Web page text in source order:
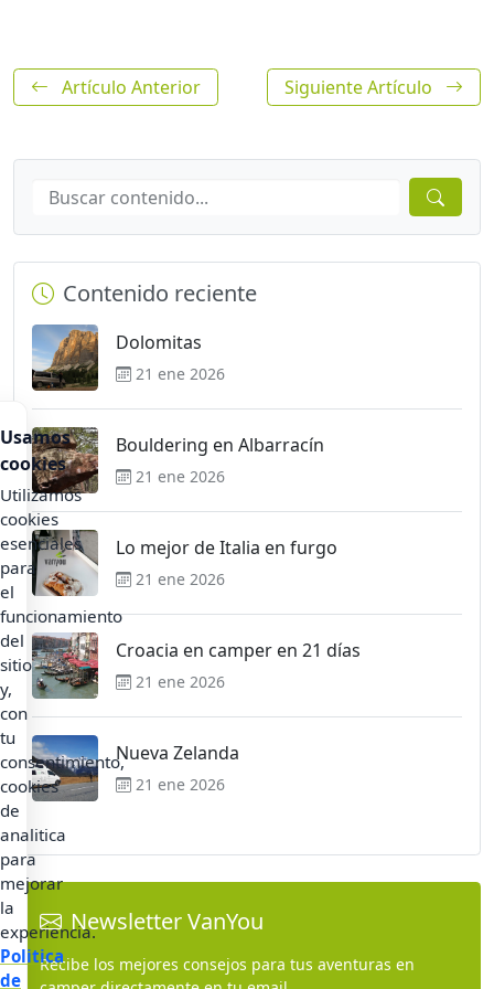
Artículo Anterior Siguiente Artículo
Contenido reciente
Dolomitas
21 ene 2026
Bouldering en Albarracín
21 ene 2026
Lo mejor de Italia en furgo
21 ene 2026
Croacia en camper en 21 días
21 ene 2026
Nueva Zelanda
21 ene 2026
Newsletter VanYou
Recibe los mejores consejos para tus aventuras en
Usamos
cookies
Utilizamos
cookies
esenciales
para
el
funcionamiento
del
sitio
y,
con
tu
consentimiento,
cookies
de
analitica
para
mejorar
la
experiencia.
Politica
de